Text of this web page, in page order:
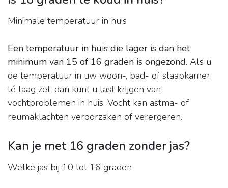
Minimale temperatuur in huis
Een temperatuur in huis die lager is dan het
minimum van 15 of 16 graden is ongezond. Als u
de temperatuur in uw woon-, bad- of slaapkamer
té laag zet, dan kunt u last krijgen van
vochtproblemen in huis. Vocht kan astma- of
reumaklachten veroorzaken of verergeren.
Kan je met 16 graden zonder jas?
Welke jas bij 10 tot 16 graden